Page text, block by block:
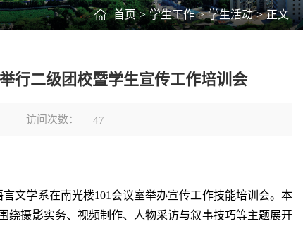
首页 > 学生工作 > 学生活动 > 正文
行二级团校暨学生宣传工作培训会
访问次数： 47
文学系在南光楼101会议室举办宣传工作技能培训会。本
绕摄影实务、视频制作、人物采访与叙事技巧等主题展开